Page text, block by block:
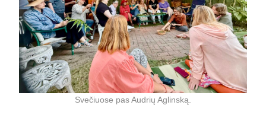
Svečiuose pas Audrių Aglinską.